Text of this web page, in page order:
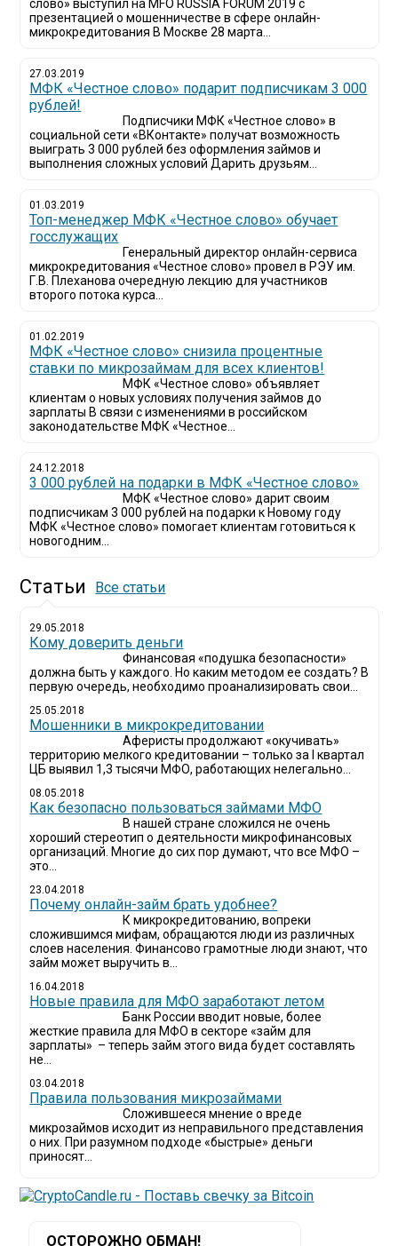
слово» выступил на MFO RUSSIA FORUM 2019 с
презентацией о мошенничестве в сфере онлайн-
микрокредитования В Москве 28 марта...
27.03.2019
МФК «Честное слово» подарит подписчикам 3 000
рублей!
Подписчики МФК «Честное слово» в
социальной сети «ВКонтакте» получат возможность
выиграть 3 000 рублей без оформления займов и
выполнения сложных условий Дарить друзьям...
01.03.2019
Топ-менеджер МФК «Честное слово» обучает
госслужащих
Генеральный директор онлайн-сервиса
микрокредитования «Честное слово» провел в РЭУ им.
Г.В. Плеханова очередную лекцию для участников
второго потока курса...
01.02.2019
МФК «Честное слово» снизила процентные
ставки по микрозаймам для всех клиентов!
МФК «Честное слово» объявляет
клиентам о новых условиях получения займов до
зарплаты В связи с изменениями в российском
законодательстве МФК «Честное...
24.12.2018
3 000 рублей на подарки в МФК «Честное слово»
МФК «Честное слово» дарит своим
подписчикам 3 000 рублей на подарки к Новому году
МФК «Честное слово» помогает клиентам готовиться к
новогодним...
Статьи Все статьи
29.05.2018
Кому доверить деньги
Финансовая «подушка безопасности»
должна быть у каждого. Но каким методом ее создать? В
первую очередь, необходимо проанализировать свои...
25.05.2018
Мошенники в микрокредитовании
Аферисты продолжают «окучивать»
территорию мелкого кредитовании – только за I квартал
ЦБ выявил 1,3 тысячи МФО, работающих нелегально...
08.05.2018
Как безопасно пользоваться займами МФО
В нашей стране сложился не очень
хороший стереотип о деятельности микрофинансовых
организаций. Многие до сих пор думают, что все МФО –
это...
23.04.2018
Почему онлайн-займ брать удобнее?
К микрокредитованию, вопреки
сложившимся мифам, обращаются люди из различных
слоев населения. Финансово грамотные люди знают, что
займ может выручить в...
16.04.2018
Новые правила для МФО заработают летом
Банк России вводит новые, более
жесткие правила для МФО в секторе «займ для
зарплаты» – теперь займ этого вида будет составлять
не...
03.04.2018
​Правила пользования микрозаймами
Сложившееся мнение о вреде
микрозаймов исходит из неправильного представления
о них. При разумном подходе «быстрые» деньги
приносят...
ОСТОРОЖНО ОБМАН!